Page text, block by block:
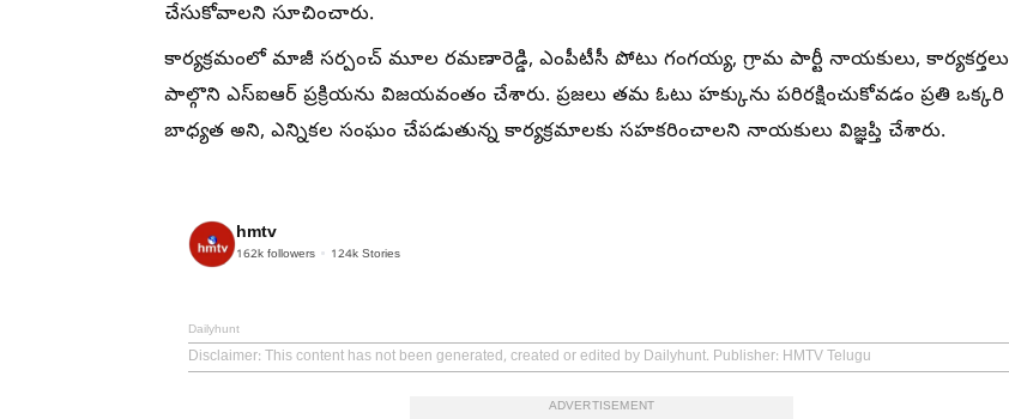
చేసుకోవాలని సూచించారు.
కార్యక్రమంలో మాజీ సర్పంచ్ మూల రమణారెడ్డి, ఎంపీటీసీ పోటు గంగయ్య, గ్రామ పార్టీ నాయకులు, కార్యకర్తలు
పాల్గొని ఎస్‌ఐఆర్ ప్రక్రియను విజయవంతం చేశారు. ప్రజలు తమ ఓటు హక్కును పరిరక్షించుకోవడం ప్రతి ఒక్కరి
బాధ్యత అని, ఎన్నికల సంఘం చేపడుతున్న కార్యక్రమాలకు సహకరించాలని నాయకులు విజ్ఞప్తి చేశారు.
hmtv
162k followers 124k Stories
Dailyhunt
Disclaimer: This content has not been generated, created or edited by Dailyhunt. Publisher: HMTV Telugu
ADVERTISEMENT